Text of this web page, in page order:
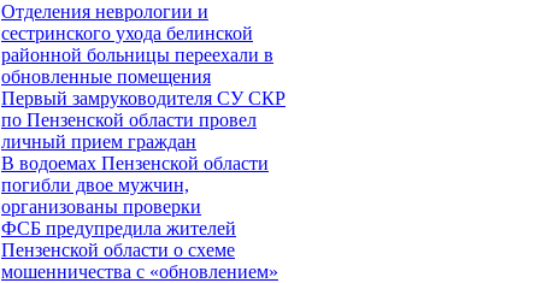
Отделения неврологии и
сестринского ухода белинской
районной больницы переехали в
обновленные помещения
Первый замруководителя СУ СКР
по Пензенской области провел
личный прием граждан
В водоемах Пензенской области
погибли двое мужчин,
организованы проверки
ФСБ предупредила жителей
Пензенской области о схеме
мошенничества c «обновлением»